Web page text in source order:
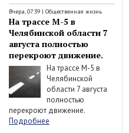
Вчера, 07:39 | Общественная жизнь
На трассе М-5 в
Челябинской области 7
августа полностью
перекроют движение.
На трассе М-5 в
Челябинской
области 7 августа
полностью
перекроют движение.
Подробнее